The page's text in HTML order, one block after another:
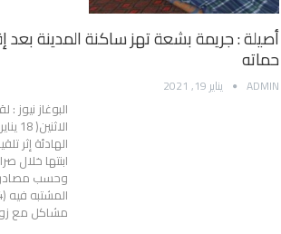
أصيلة : جريمة بشعة تهز ساكنة المدينة
حماته
ADMIN يناير 19, 2021
البوغاز
الهادئة إثر
ابنتها خلال
وحسب مصادر
مشاكل مع